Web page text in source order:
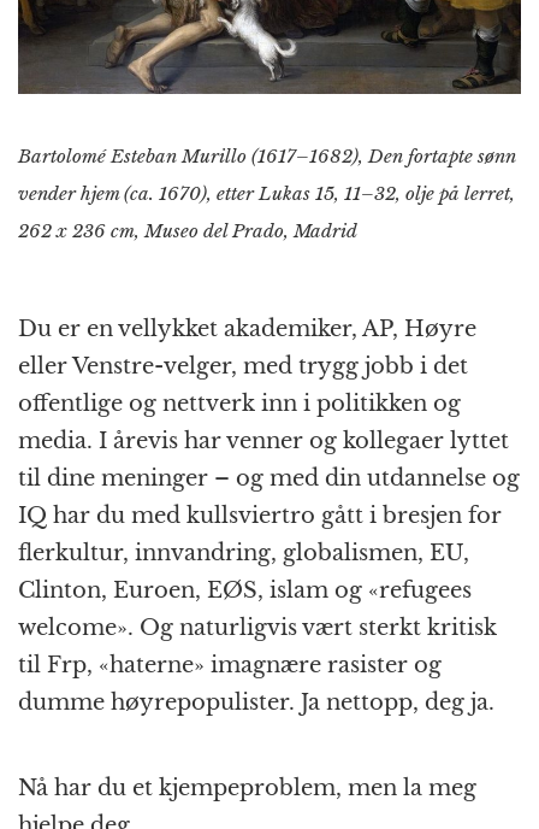
Bartolomé Esteban Murillo (1617–1682), Den fortapte sønn
vender hjem (ca. 1670), etter Lukas 15, 11–32, olje på lerret,
262 x 236 cm, Museo del Prado, Madrid
Du er en vellykket akademiker, AP, Høyre
eller Venstre-velger, med trygg jobb i det
offentlige og nettverk inn i politikken og
media. I årevis har venner og kollegaer lyttet
til dine meninger – og med din utdannelse og
IQ har du med kullsviertro gått i bresjen for
flerkultur, innvandring, globalismen, EU,
Clinton, Euroen, EØS, islam og «refugees
welcome». Og naturligvis vært sterkt kritisk
til Frp, «haterne» imagnære rasister og
dumme høyrepopulister. Ja nettopp, deg ja.
Nå har du et kjempeproblem, men la meg